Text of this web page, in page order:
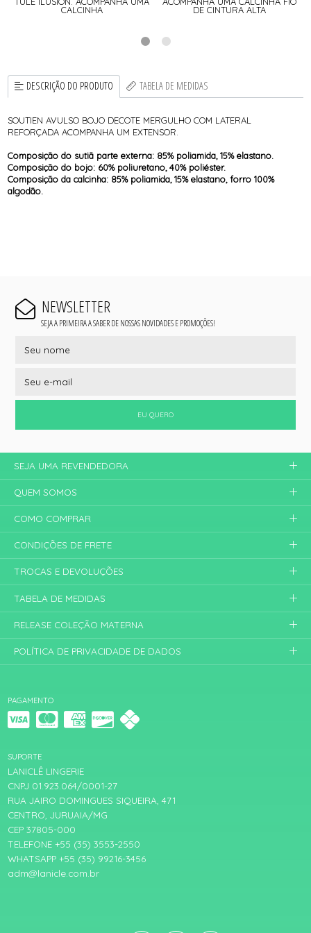
CALCINHA DE CINTURA ALTA
DESCRIÇÃO DO PRODUTO TABELA DE MEDIDAS
SOUTIEN AVULSO BOJO DECOTE MERGULHO COM LATERAL
REFORÇADA ACOMPANHA UM EXTENSOR.
Composição do sutiã parte externa: 85% poliamida, 15% elastano.
Composição do bojo: 60% poliuretano, 40% poliéster.
Composição da calcinha: 85% poliamida, 15% elastano, forro 100%
algodão.
NEWSLETTER
SEJA A PRIMEIRA A SABER DE NOSSAS NOVIDADES E PROMOÇÕES!
EU QUERO
PAGAMENTO
SUPORTE
LANICLÊ LINGERIE
CNPJ 01.923.064/0001-27
RUA JAIRO DOMINGUES SIQUEIRA, 471
CENTRO, JURUAIA/MG
CEP 37805-000
TELEFONE +55 (35) 3553-2550
WHATSAPP +55 (35) 99216-3456
adm@lanicle.com.br
SEJA UMA REVENDEDORA
QUEM SOMOS
COMO COMPRAR
CONDIÇÕES DE FRETE
TROCAS E DEVOLUÇÕES
TABELA DE MEDIDAS
RELEASE COLEÇÃO MATERNA
POLÍTICA DE PRIVACIDADE DE DADOS